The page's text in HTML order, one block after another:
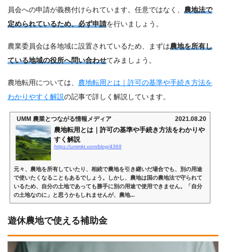
員会への申請が義務付けられています。任意ではなく、 農地法で
定められているため、必ず申請を行いましょう。
農業委員会は各地域に設置されているため、まずは農地を所有し
ている地域の役所へ問い合わせてみましょう。
農地転用については、 農地転用とは｜許可の基準や手続き方法を
わかりやすく解説の記事で詳しく解説しています。
UMM 農業とつながる情報メディア 2021.08.20
農地転用とは｜許可の基準や手続き方法をわかりや
すく解説
https://ummkt.com/blog/4369
元々、農地を所有していたり、相続で農地を引き継いだ場合でも、別の用途
で使いたくなることもあるでしょう。しかし、農地は国の農地法で守られて
いるため、自分の土地であっても勝手に別の用途で使用できません。「自分
の土地なのに」と思うかもしれませんが、農地...
遊休農地で使える補助金